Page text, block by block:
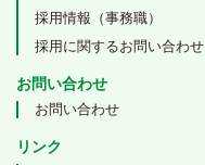
採用情報（事務職）
採用に関するお問い合わせ
お問い合わせ
お問い合わせ
リンク